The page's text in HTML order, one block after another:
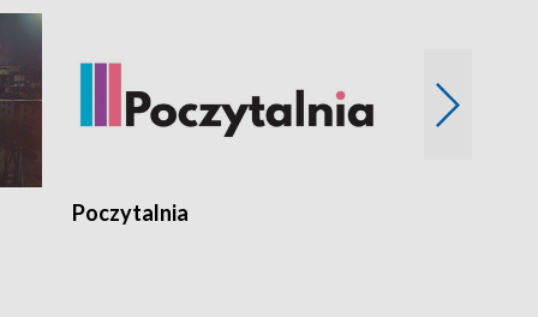
Poczytalnia